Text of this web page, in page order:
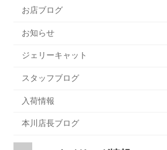
お店ブログ
お知らせ
ジェリーキャット
スタッフブログ
入荷情報
本川店長ブログ